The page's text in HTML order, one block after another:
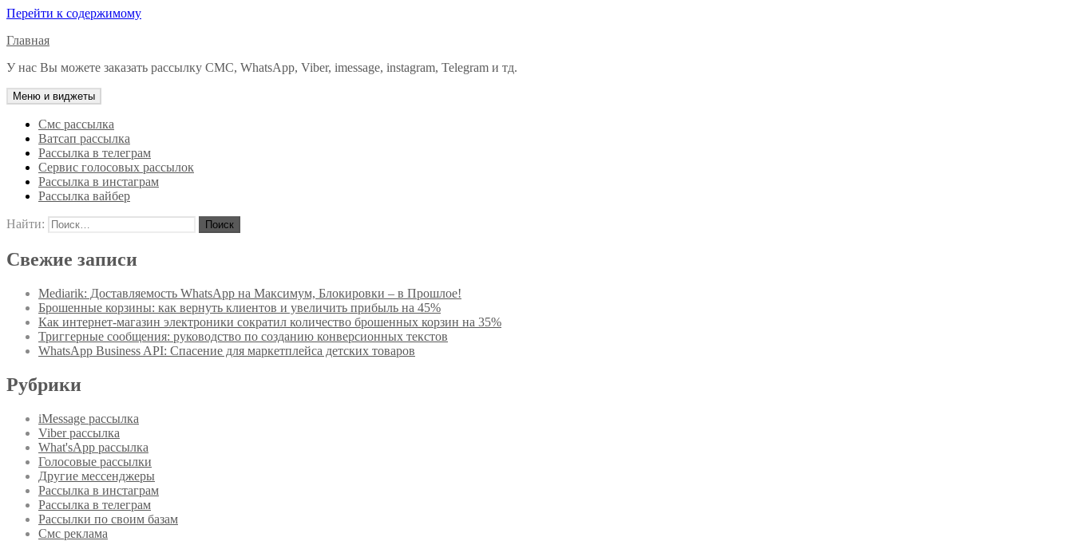
Перейти к содержимому
Главная
У нас Вы можете заказать рассылку СМС, WhatsApp, Viber, imessage, instagram, Telegram и тд.
Меню и виджеты
Смс рассылка
Ватсап рассылка
Рассылка в телеграм
Сервис голосовых рассылок
Рассылка в инстаграм
Рассылка вайбер
Найти:
Свежие записи
Mediarik: Доставляемость WhatsApp на Максимум, Блокировки – в Прошлое!
Брошенные корзины: как вернуть клиентов и увеличить прибыль на 45%
Как интернет-магазин электроники сократил количество брошенных корзин на 35%
Триггерные сообщения: руководство по созданию конверсионных текстов
WhatsApp Business API: Спасение для маркетплейса детских товаров
Рубрики
iMessage рассылка
Viber рассылка
What'sApp рассылка
Голосовые рассылки
Другие мессенджеры
Рассылка в инстаграм
Рассылка в телеграм
Рассылки по своим базам
Смс реклама